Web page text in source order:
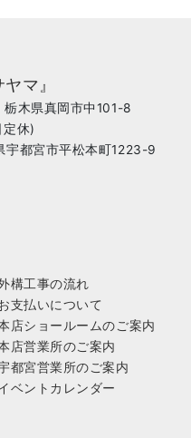
マ』
栃木県真岡市中101-8
休)
宇都宮市平松本町1223-9
構工事の流れ
支払いについて
店ショールームのご案内
店営業所のご案内
都宮営業所のご案内
ベントカレンダー